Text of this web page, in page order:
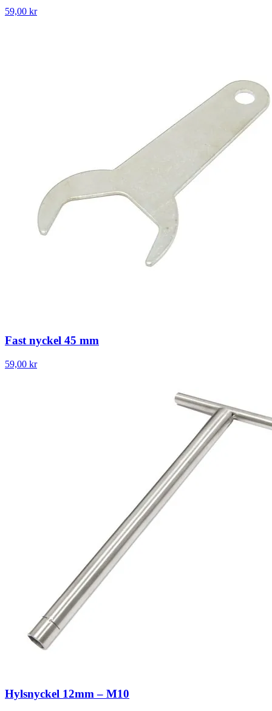
59,00 kr
Fast nyckel 45 mm
59,00 kr
Hylsnyckel 12mm – M10